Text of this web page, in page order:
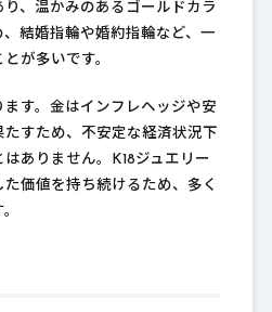
り、温かみのあるゴールドカラ
結婚指輪や婚約指輪など、一
が多いです。
ます。金はインフレヘッジや安
すため、不安定な経済状況下
ありません。K18ジュエリー
価値を持ち続けるため、多く